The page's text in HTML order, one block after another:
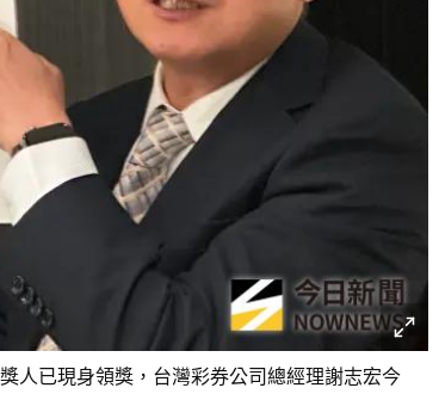
人已現身領獎，台灣彩券公司總經理謝志宏今